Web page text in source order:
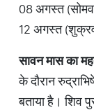
08 अगस्त
12 अगस्त
सावनमासका
के दौरान
बताया है। शिव